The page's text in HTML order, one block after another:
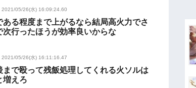
2021/05/26(水) 16:09:24.60
ある程度まで上がるなら結局高火力でさ
次行ったほうが効率良いからな
2021/05/26(水) 16:11:16.47
まで殴って残飯処理してくれる火ソルは
増えろ